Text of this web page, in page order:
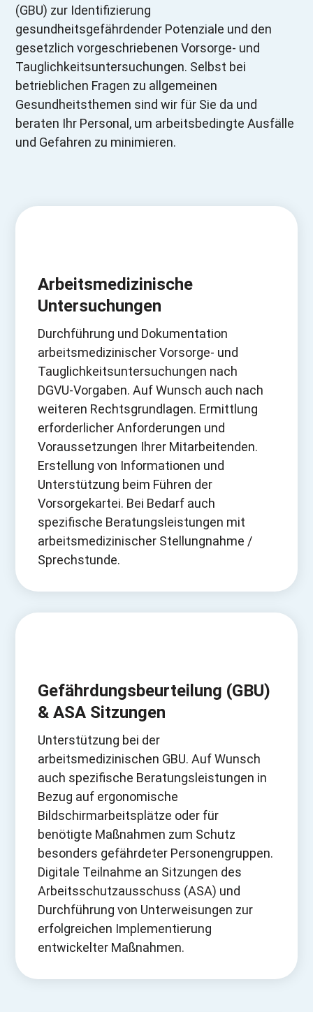
(GBU) zur Identifizierung
gesundheitsgefährdender Potenziale und den
gesetzlich vorgeschriebenen Vorsorge- und
Tauglichkeitsuntersuchungen. Selbst bei
betrieblichen Fragen zu allgemeinen
Gesundheitsthemen sind wir für Sie da und
beraten Ihr Personal, um arbeitsbedingte Ausfälle
und Gefahren zu minimieren.
Arbeitsmedizinische
Untersuchungen
Durchführung und Dokumentation
arbeitsmedizinischer Vorsorge- und
Tauglichkeitsuntersuchungen nach
DGVU-Vorgaben. Auf Wunsch auch nach
weiteren Rechtsgrundlagen. Ermittlung
erforderlicher Anforderungen und
Voraussetzungen Ihrer Mitarbeitenden.
Erstellung von Informationen und
Unterstützung beim Führen der
Vorsorgekartei. Bei Bedarf auch
spezifische Beratungsleistungen mit
arbeitsmedizinischer Stellungnahme /
Sprechstunde.
Gefährdungsbeurteilung (GBU)
& ASA Sitzungen
Unterstützung bei der
arbeitsmedizinischen GBU. Auf Wunsch
auch spezifische Beratungsleistungen in
Bezug auf ergonomische
Bildschirmarbeitsplätze oder für
benötigte Maßnahmen zum Schutz
besonders gefährdeter Personengruppen.
Digitale Teilnahme an Sitzungen des
Arbeitsschutzausschuss (ASA) und
Durchführung von Unterweisungen zur
erfolgreichen Implementierung
entwickelter Maßnahmen.